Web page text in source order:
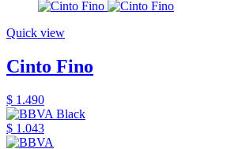
Quick view
Cinto Fino
$ 1.490
$ 1.043